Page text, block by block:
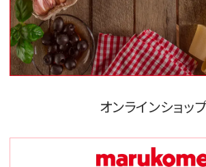
オンラインショップ